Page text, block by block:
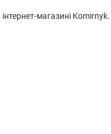
магазині